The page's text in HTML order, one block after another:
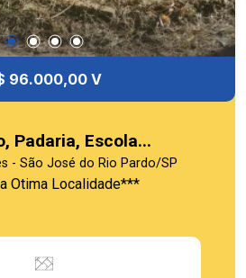
96.000,00 V
Padaria, Escola...
- São José do Rio Pardo/SP
Otima Localidade***